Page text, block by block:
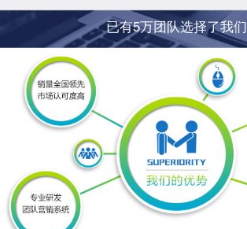
已有5万团队选择了我们